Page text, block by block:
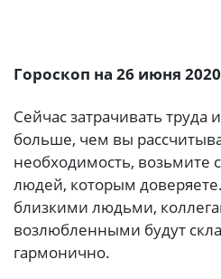
Гороскоп на 26 июня
Сейчас затрачивать труда
больше, чем вы
необходимость, возьмите
людей, которым
близкими людьми,
возлюбленными будут
гармонично.